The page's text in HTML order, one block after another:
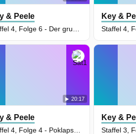
& Peele Key &
20:17
& Peele Key &